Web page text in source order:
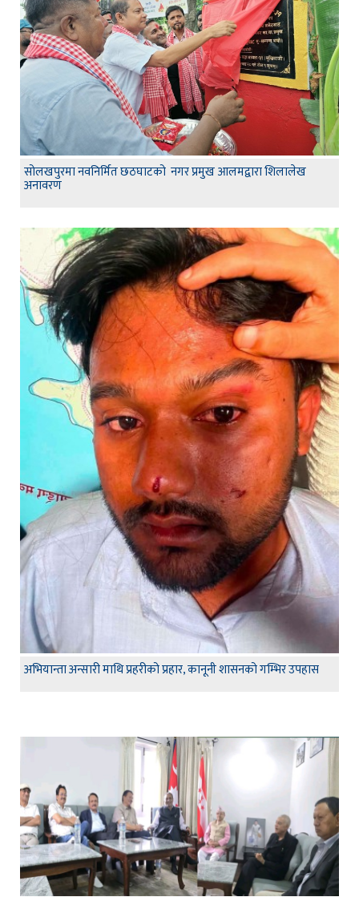
सोलखपुरमा नवनिर्मित छठघाटको नगर प्रमुख आलमद्वारा शिलालेख
अनावरण
अभियान्ता अन्सारी माथि प्रहरीको प्रहार, कानूनी शासनको गम्भिर उपहास